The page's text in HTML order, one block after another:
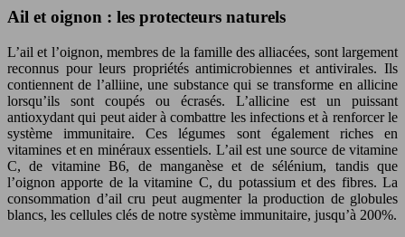
Ail et oignon : les protecteurs naturels
L’ail et l’oignon, membres de la famille des alliacées, sont largement
reconnus pour leurs propriétés antimicrobiennes et antivirales. Ils
contiennent de l’alliine, une substance qui se transforme en allicine
lorsqu’ils sont coupés ou écrasés. L’allicine est un puissant
antioxydant qui peut aider à combattre les infections et à renforcer le
système immunitaire. Ces légumes sont également riches en
vitamines et en minéraux essentiels. L’ail est une source de vitamine
C, de vitamine B6, de manganèse et de sélénium, tandis que
l’oignon apporte de la vitamine C, du potassium et des fibres. La
consommation d’ail cru peut augmenter la production de globules
blancs, les cellules clés de notre système immunitaire, jusqu’à 200%.